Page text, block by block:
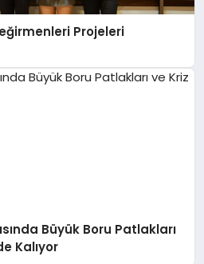
Projeleri
Büyük Boru Patlakları
Kalıyor